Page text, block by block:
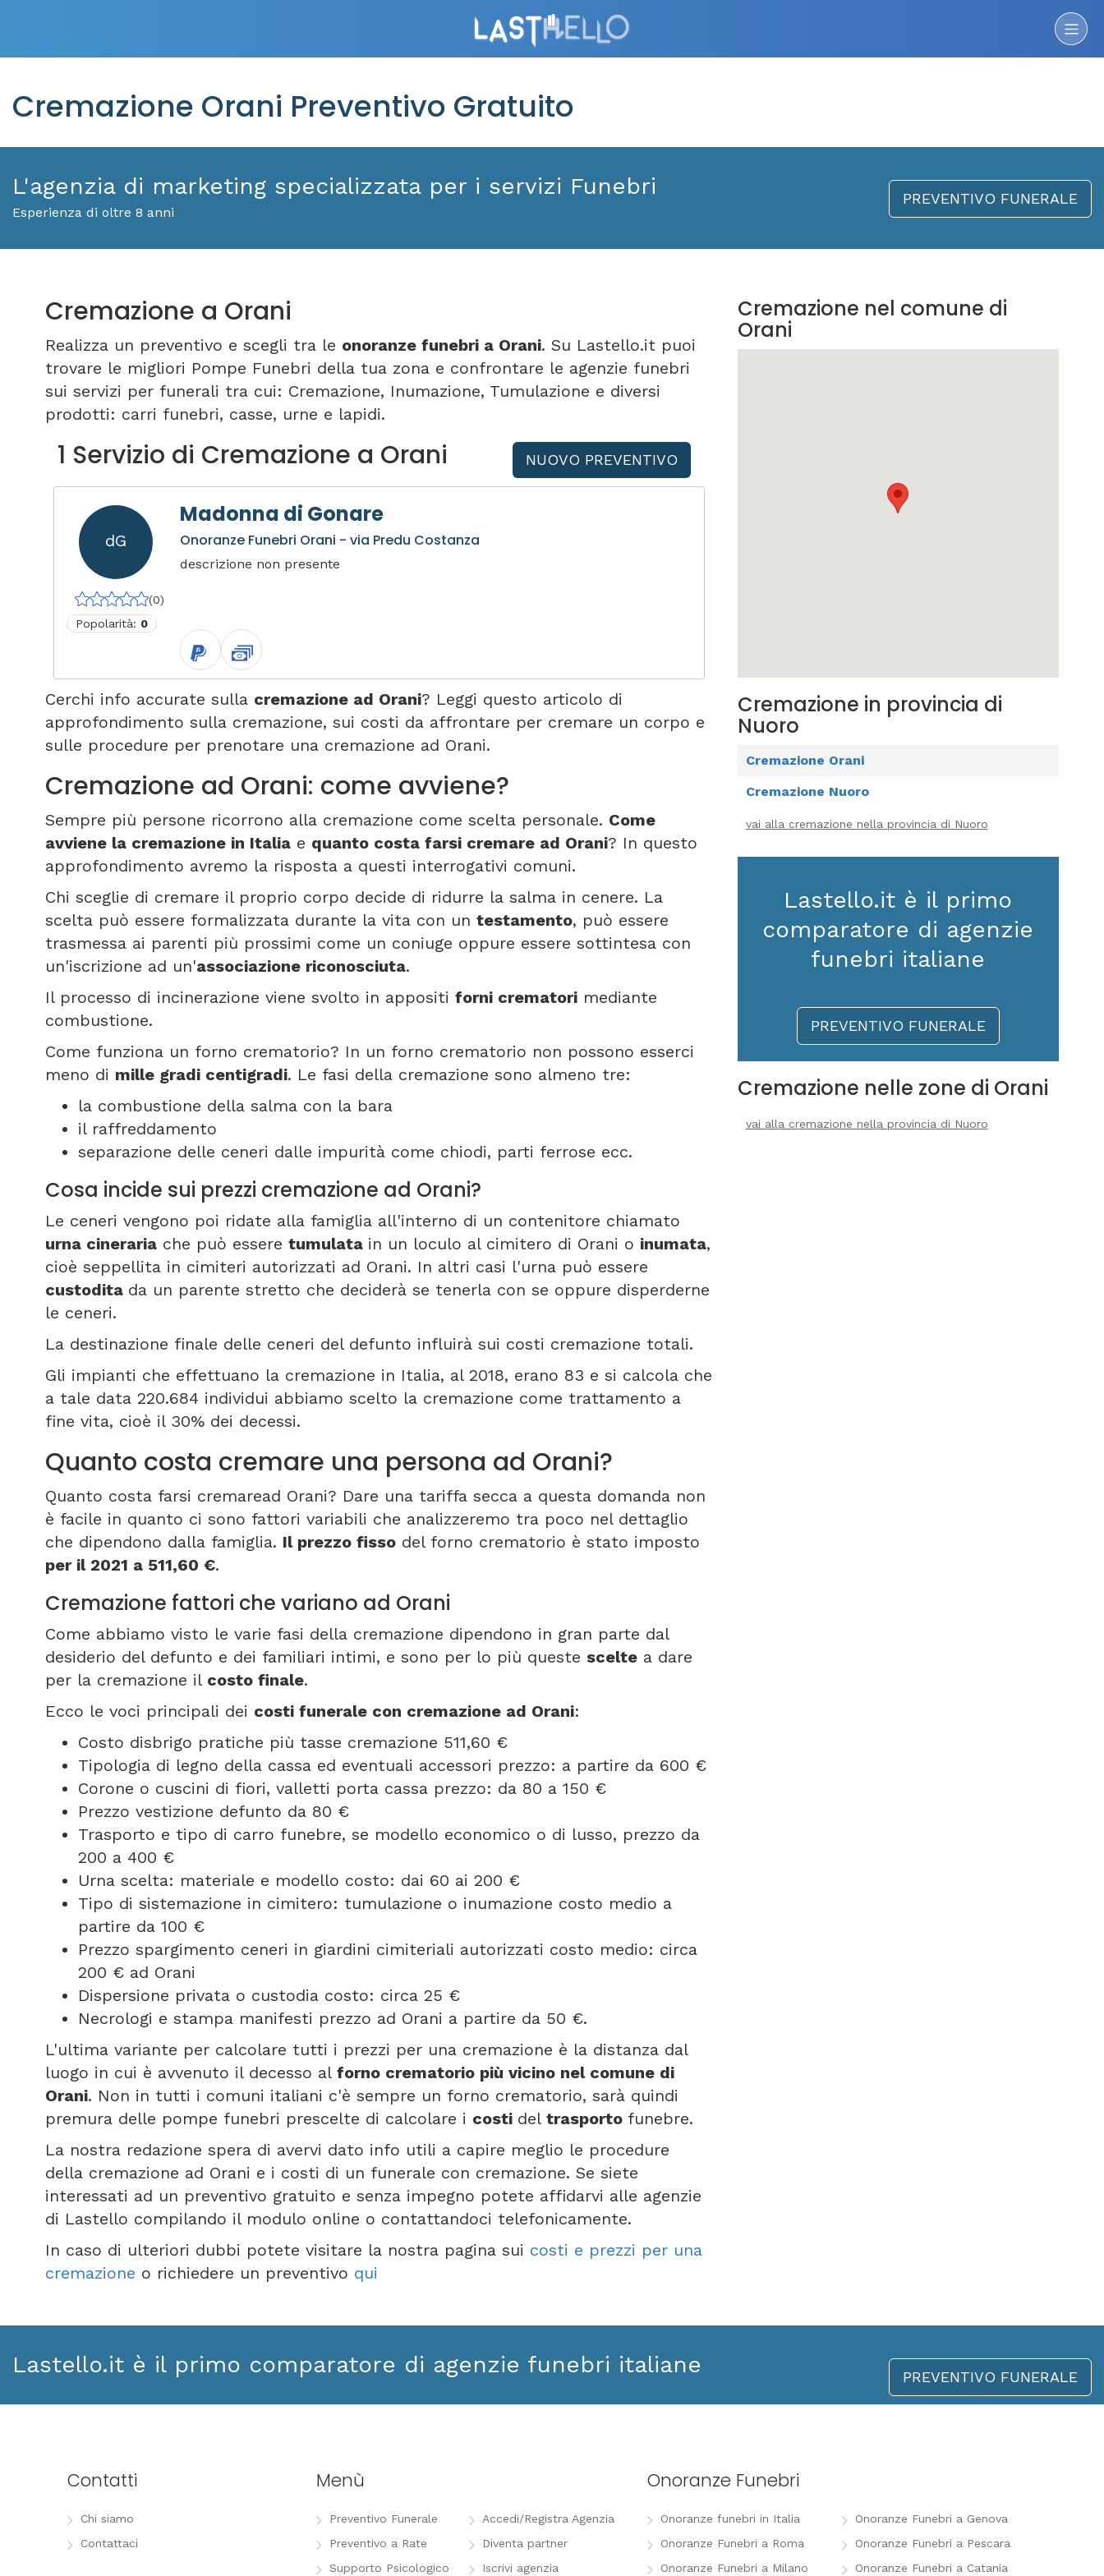
Cremazione Orani Preventivo Gratuito
L'agenzia di marketing specializzata per i servizi Funebri
Esperienza di oltre 8 anni
PREVENTIVO FUNERALE
Cremazione a Orani
Realizza un preventivo e scegli tra le onoranze funebri a Orani. Su Lastello.it puoi
trovare le migliori Pompe Funebri della tua zona e confrontare le agenzie funebri
sui servizi per funerali tra cui: Cremazione, Inumazione, Tumulazione e diversi
prodotti: carri funebri, casse, urne e lapidi.
1 Servizio di Cremazione a Orani NUOVO PREVENTIVO
dG
(0)
Popolarità: 0
Madonna di Gonare
Onoranze Funebri Orani - via Predu Costanza
descrizione non presente
Cerchi info accurate sulla cremazione ad Orani? Leggi questo articolo di
approfondimento sulla cremazione, sui costi da affrontare per cremare un corpo e
sulle procedure per prenotare una cremazione ad Orani.
Cremazione ad Orani: come avviene?
Sempre più persone ricorrono alla cremazione come scelta personale. Come
avviene la cremazione in Italia e quanto costa farsi cremare ad Orani? In questo
approfondimento avremo la risposta a questi interrogativi comuni.
Chi sceglie di cremare il proprio corpo decide di ridurre la salma in cenere. La
scelta può essere formalizzata durante la vita con un testamento, può essere
trasmessa ai parenti più prossimi come un coniuge oppure essere sottintesa con
un'iscrizione ad un'associazione riconosciuta.
Il processo di incinerazione viene svolto in appositi forni crematori mediante
combustione.
Come funziona un forno crematorio? In un forno crematorio non possono esserci
meno di mille gradi centigradi. Le fasi della cremazione sono almeno tre:
la combustione della salma con la bara
il raffreddamento
separazione delle ceneri dalle impurità come chiodi, parti ferrose ecc.
Cosa incide sui prezzi cremazione ad Orani?
Le ceneri vengono poi ridate alla famiglia all'interno di un contenitore chiamato
urna cineraria che può essere tumulata in un loculo al cimitero di Orani o inumata,
cioè seppellita in cimiteri autorizzati ad Orani. In altri casi l'urna può essere
custodita da un parente stretto che deciderà se tenerla con se oppure disperderne
le ceneri.
La destinazione finale delle ceneri del defunto influirà sui costi cremazione totali.
Gli impianti che effettuano la cremazione in Italia, al 2018, erano 83 e si calcola che
a tale data 220.684 individui abbiamo scelto la cremazione come trattamento a
fine vita, cioè il 30% dei decessi.
Quanto costa cremare una persona ad Orani?
Quanto costa farsi cremaread Orani? Dare una tariffa secca a questa domanda non
è facile in quanto ci sono fattori variabili che analizzeremo tra poco nel dettaglio
che dipendono dalla famiglia. Il prezzo fisso del forno crematorio è stato imposto
per il 2021 a 511,60 €.
Cremazione fattori che variano ad Orani
Come abbiamo visto le varie fasi della cremazione dipendono in gran parte dal
desiderio del defunto e dei familiari intimi, e sono per lo più queste scelte a dare
per la cremazione il costo finale.
Ecco le voci principali dei costi funerale con cremazione ad Orani:
Costo disbrigo pratiche più tasse cremazione 511,60 €
Tipologia di legno della cassa ed eventuali accessori prezzo: a partire da 600 €
Corone o cuscini di fiori, valletti porta cassa prezzo: da 80 a 150 €
Prezzo vestizione defunto da 80 €
Trasporto e tipo di carro funebre, se modello economico o di lusso, prezzo da
200 a 400 €
Urna scelta: materiale e modello costo: dai 60 ai 200 €
Tipo di sistemazione in cimitero: tumulazione o inumazione costo medio a
partire da 100 €
Prezzo spargimento ceneri in giardini cimiteriali autorizzati costo medio: circa
200 € ad Orani
Dispersione privata o custodia costo: circa 25 €
Necrologi e stampa manifesti prezzo ad Orani a partire da 50 €.
L'ultima variante per calcolare tutti i prezzi per una cremazione è la distanza dal
luogo in cui è avvenuto il decesso al forno crematorio più vicino nel comune di
Orani. Non in tutti i comuni italiani c'è sempre un forno crematorio, sarà quindi
premura delle pompe funebri prescelte di calcolare i costi del trasporto funebre.
La nostra redazione spera di avervi dato info utili a capire meglio le procedure
della cremazione ad Orani e i costi di un funerale con cremazione. Se siete
interessati ad un preventivo gratuito e senza impegno potete affidarvi alle agenzie
di Lastello compilando il modulo online o contattandoci telefonicamente.
In caso di ulteriori dubbi potete visitare la nostra pagina sui costi e prezzi per una
cremazione o richiedere un preventivo qui
Cremazione nel comune di
Orani
Cremazione in provincia di
Nuoro
Cremazione Orani
Cremazione Nuoro
vai alla cremazione nella provincia di Nuoro
Lastello.it è il primo
comparatore di agenzie
funebri italiane
PREVENTIVO FUNERALE
Cremazione nelle zone di Orani
vai alla cremazione nella provincia di Nuoro
Lastello.it è il primo comparatore di agenzie funebri italiane PREVENTIVO FUNERALE
Contatti
Chi siamo
Contattaci
Menù
Preventivo Funerale
Preventivo a Rate
Supporto Psicologico
Accedi/Registra Agenzia
Diventa partner
Iscrivi agenzia
Onoranze Funebri
Onoranze funebri in Italia
Onoranze Funebri a Roma
Onoranze Funebri a Milano
Onoranze Funebri a Genova
Onoranze Funebri a Pescara
Onoranze Funebri a Catania